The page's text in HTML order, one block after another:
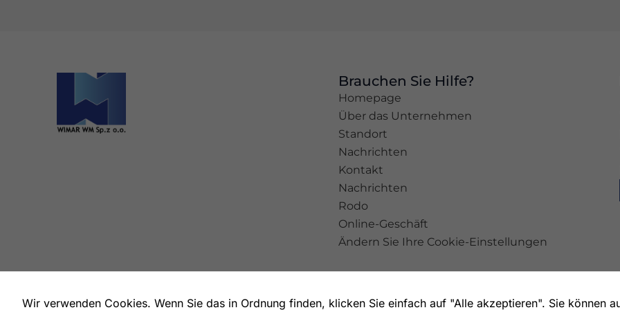
Brauchen Sie Hilfe?
Homepage
Über das Unternehmen
Standort
Nachrichten
Kontakt
Nachrichten
Rodo
Online-Geschäft
Ändern Sie Ihre Cookie-Einstellungen
Wir verwenden Cookies. Wenn Sie das in Ordnung finden, klicken Sie einfach auf "Alle akzeptieren". Sie können
einige
auf der
nicht mehr